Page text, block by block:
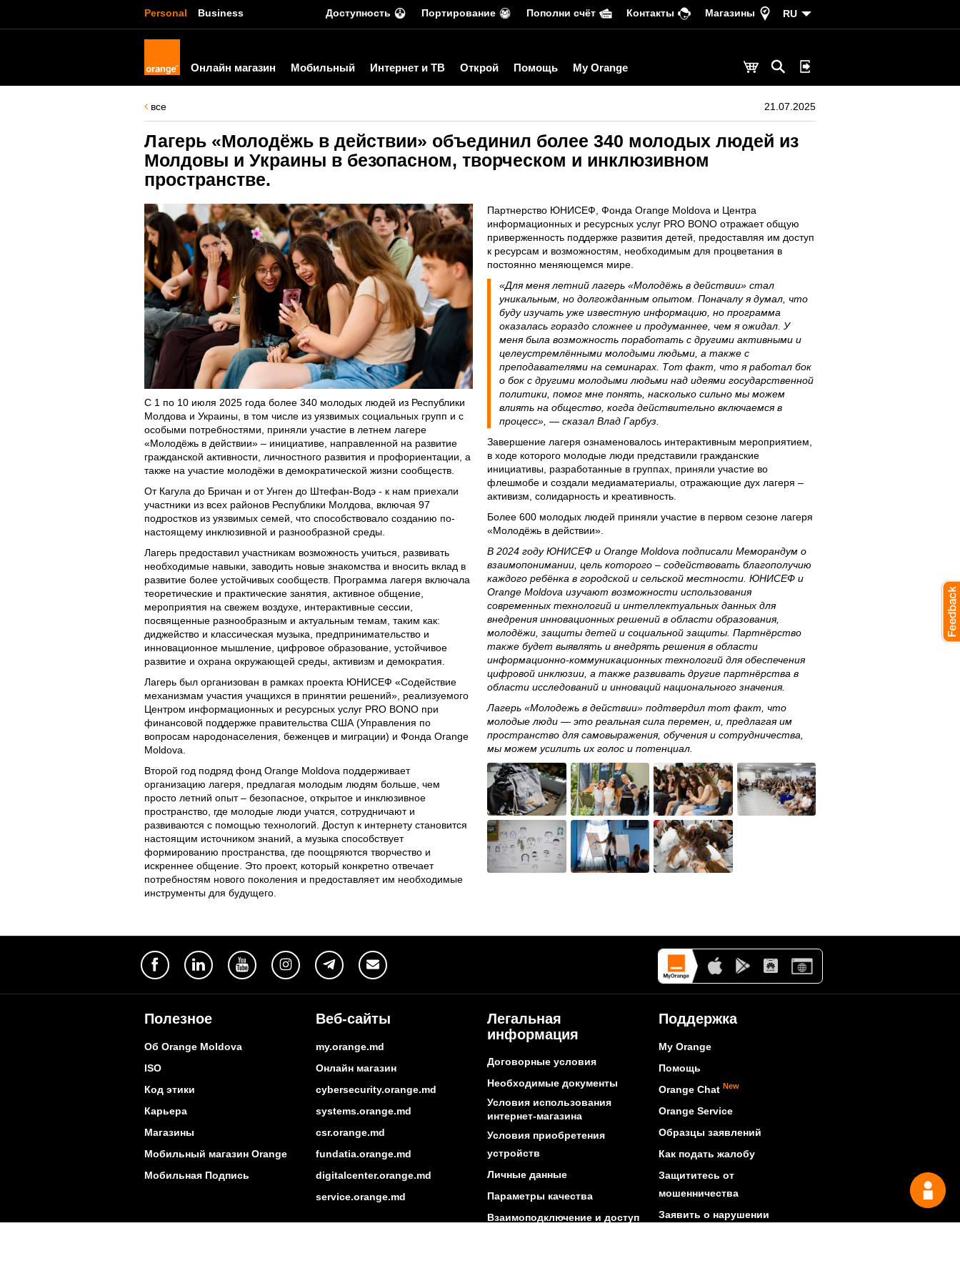
Personal Business Доступность Портирование Пополни счёт Контакты Магазины RU
Онлайн магазин Мобильный Интернет и ТВ Открой Помощь My Orange
все 21.07.2025
Лагерь «Молодёжь в действии» объединил более 340 молодых людей из
Молдовы и Украины в безопасном, творческом и инклюзивном
пространстве.
С 1 по 10 июля 2025 года более 340 молодых людей из Республики
Молдова и Украины, в том числе из уязвимых социальных групп и с
особыми потребностями, приняли участие в летнем лагере
«Молодёжь в действии» – инициативе, направленной на развитие
гражданской активности, личностного развития и профориентации, а
также на участие молодёжи в демократической жизни сообществ.
От Кагула до Бричан и от Унген до Штефан-Водэ - к нам приехали
участники из всех районов Республики Молдова, включая 97
подростков из уязвимых семей, что способствовало созданию по-
настоящему инклюзивной и разнообразной среды.
Лагерь предоставил участникам возможность учиться, развивать
необходимые навыки, заводить новые знакомства и вносить вклад в
развитие более устойчивых сообществ. Программа лагеря включала
теоретические и практические занятия, активное общение,
мероприятия на свежем воздухе, интерактивные сессии,
посвященные разнообразным и актуальным темам, таким как:
диджейство и классическая музыка, предпринимательство и
инновационное мышление, цифровое образование, устойчивое
развитие и охрана окружающей среды, активизм и демократия.
Лагерь был организован в рамках проекта ЮНИСЕФ «Содействие
механизмам участия учащихся в принятии решений», реализуемого
Центром информационных и ресурсных услуг PRO BONO при
финансовой поддержке правительства США (Управления по
вопросам народонаселения, беженцев и миграции) и Фонда Orange
Moldova.
Второй год подряд фонд Orange Moldova поддерживает
организацию лагеря, предлагая молодым людям больше, чем
просто летний опыт – безопасное, открытое и инклюзивное
пространство, где молодые люди учатся, сотрудничают и
развиваются с помощью технологий. Доступ к интернету становится
настоящим источником знаний, а музыка способствует
формированию пространства, где поощряются творчество и
искреннее общение. Это проект, который конкретно отвечает
потребностям нового поколения и предоставляет им необходимые
инструменты для будущего.
Партнерство ЮНИСЕФ, Фонда Orange Moldova и Центра
информационных и ресурсных услуг PRO BONO отражает общую
приверженность поддержке развития детей, предоставляя им доступ
к ресурсам и возможностям, необходимым для процветания в
постоянно меняющемся мире.
«Для меня летний лагерь «Молодёжь в действии» стал
уникальным, но долгожданным опытом. Поначалу я думал, что
буду изучать уже известную информацию, но программа
оказалась гораздо сложнее и продуманнее, чем я ожидал. У
меня была возможность поработать с другими активными и
целеустремлёнными молодыми людьми, а также с
преподавателями на семинарах. Тот факт, что я работал бок
о бок с другими молодыми людьми над идеями государственной
политики, помог мне понять, насколько сильно мы можем
влиять на общество, когда действительно включаемся в
процесс», — сказал Влад Гарбуз.
Завершение лагеря ознаменовалось интерактивным мероприятием,
в ходе которого молодые люди представили гражданские
инициативы, разработанные в группах, приняли участие во
флешмобе и создали медиаматериалы, отражающие дух лагеря –
активизм, солидарность и креативность.
Более 600 молодых людей приняли участие в первом сезоне лагеря
«Молодёжь в действии».
В 2024 году ЮНИСЕФ и Orange Moldova подписали Меморандум о
взаимопонимании, цель которого – содействовать благополучию
каждого ребёнка в городской и сельской местности. ЮНИСЕФ и
Orange Moldova изучают возможности использования
современных технологий и интеллектуальных данных для
внедрения инновационных решений в области образования,
молодёжи, защиты детей и социальной защиты. Партнёрство
также будет выявлять и внедрять решения в области
информационно-коммуникационных технологий для обеспечения
цифровой инклюзии, а также развивать другие партнёрства в
области исследований и инноваций национального значения.
Лагерь «Молодежь в действии» подтвердил тот факт, что
молодые люди — это реальная сила перемен, и, предлагая им
пространство для самовыражения, обучения и сотрудничества,
мы можем усилить их голос и потенциал.
Полезное
Об Orange Moldova
ISO
Код этики
Карьера
Магазины
Мобильный магазин Orange
Мобильная Подпись
Веб-сайты
my.orange.md
Онлайн магазин
cybersecurity.orange.md
systems.orange.md
csr.orange.md
fundatia.orange.md
digitalcenter.orange.md
service.orange.md
Легальная
информация
Договорные условия
Необходимые документы
Условия использования
интернет-магазина
Условия приобретения
устройств
Личные данные
Параметры качества
Взаимоподключение и доступ
Поддержка
My Orange
Помощь
Orange Chat New
Orange Service
Образцы заявлений
Как подать жалобу
Защититесь от
мошенничества
Заявить о нарушении